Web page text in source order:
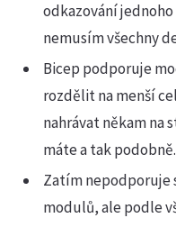
odkazování
nemusím všechny
Bicep podporuje
rozdělit na menší
nahrávat někam na
máte a tak podobně.
Zatím nepodporuje
modulů, ale podle